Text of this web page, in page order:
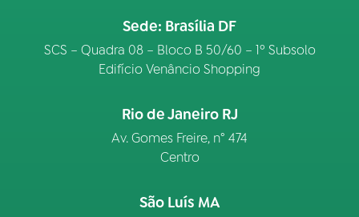
Sede: Brasília DF
SCS – Quadra 08 – Bloco B 50/60 – 1º Subsolo
Edifício Venâncio Shopping
Rio de Janeiro RJ
Av. Gomes Freire, n° 474
Centro
São Luís MA